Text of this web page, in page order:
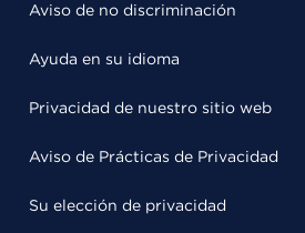
Aviso de no discriminación
Ayuda en su idioma
Privacidad de nuestro sitio web
Aviso de Prácticas de Privacidad
Su elección de privacidad